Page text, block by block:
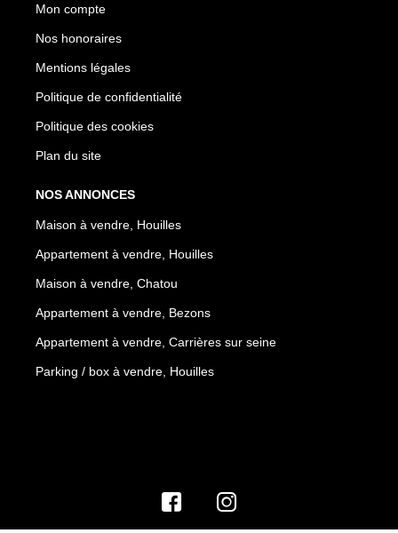
Mon compte
Nos honoraires
Mentions légales
Politique de confidentialité
Politique des cookies
Plan du site
NOS ANNONCES
Maison à vendre, Houilles
Appartement à vendre, Houilles
Maison à vendre, Chatou
Appartement à vendre, Bezons
Appartement à vendre, Carrières sur seine
Parking / box à vendre, Houilles